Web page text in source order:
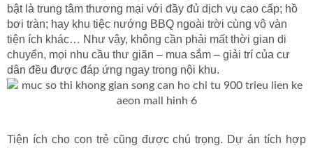
bật là trung tâm thương mại với đầy đủ dịch vụ cao cấp; hồ
bơi tràn; hay khu tiệc nướng BBQ ngoài trời cùng vô vàn
tiện ích khác… Như vậy, không cần phải mất thời gian di
chuyển, mọi nhu cầu thư giãn – mua sắm – giải trí của cư
dân đều được đáp ứng ngay trong nội khu.
Tiện ích cho con trẻ cũng được chú trọng. Dự án tích hợp